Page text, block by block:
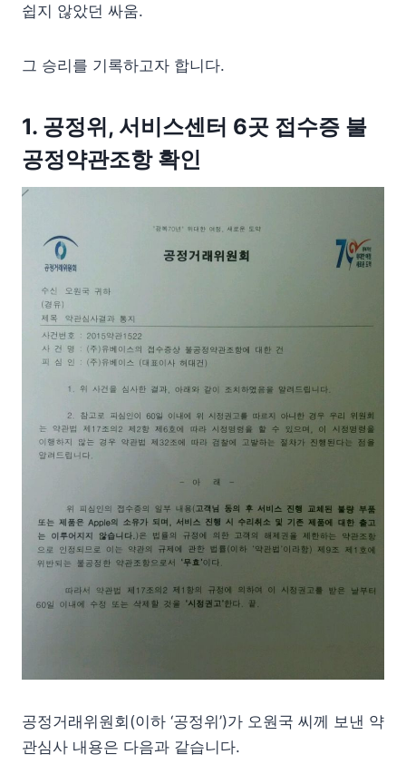
쉽지 않았던 싸움.
그 승리를 기록하고자 합니다.
1. 공정위, 서비스센터 6곳 접수증 불
공정약관조항 확인
공정거래위원회(이하 ‘공정위’)가 오원국 씨께 보낸 약
관심사 내용은 다음과 같습니다.